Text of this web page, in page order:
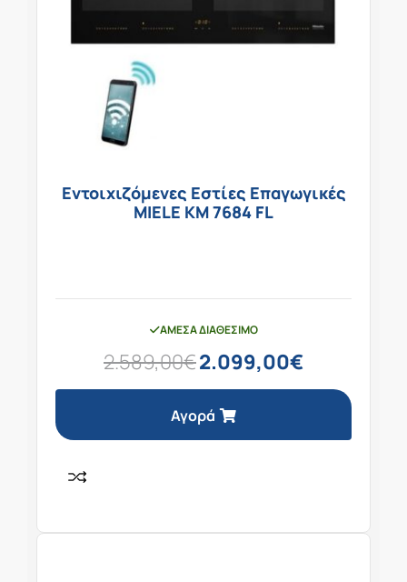
Εντοιχιζόμενες Εστίες Επαγωγικές
MIELE KM 7684 FL
ΆΜΕΣΑ ΔΙΑΘΈΣΙΜΟ
2.589,00€2.099,00€
Αγορά